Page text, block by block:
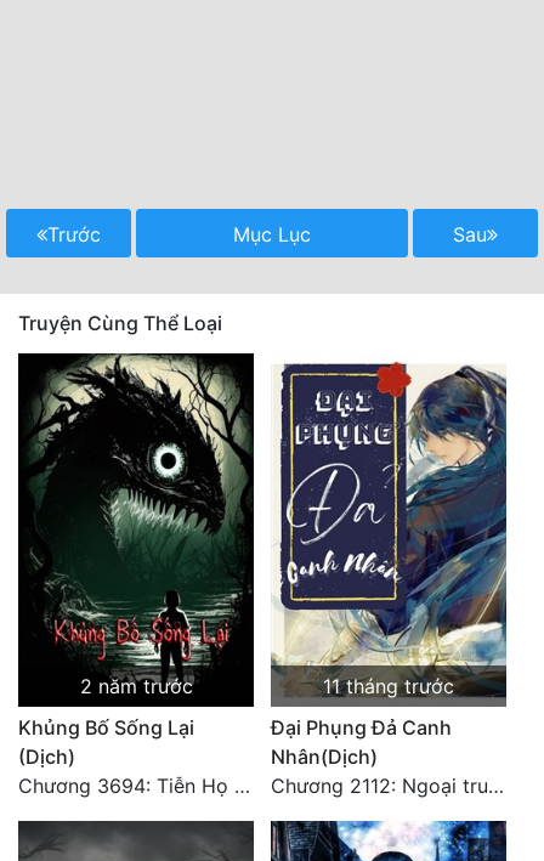
Trước Mục Lục Sau
Truyện Cùng Thể Loại
2 năm trước
Khủng Bố Sống Lại
(Dịch)
Chương 3694: Tiễn Họ Đoạn Đường Cuối - Hoàn
11 tháng trước
Đại Phụng Đả Canh
Nhân(Dịch)
Chương 2112: Ngoại truyện 3 - Tiệc mừng công